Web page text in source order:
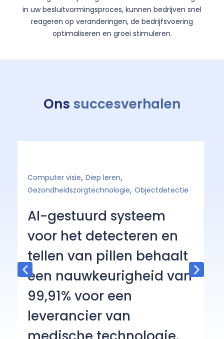
in uw besluitvormingsproces, kunnen bedrijven snel
reageren op veranderingen, de bedrijfsvoering
optimaliseren en groei stimuleren.
Ons succesverhalen
Computer visie, Diep leren,
Gezondheidszorgtechnologie, Objectdetectie
AI-gestuurd systeem
voor het detecteren en
tellen van pillen behaalt
een nauwkeurigheid van
99,91% voor een
leverancier van